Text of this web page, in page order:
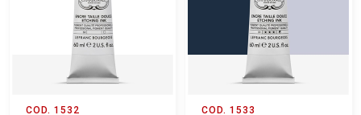
COD. 1532
COD. 1533